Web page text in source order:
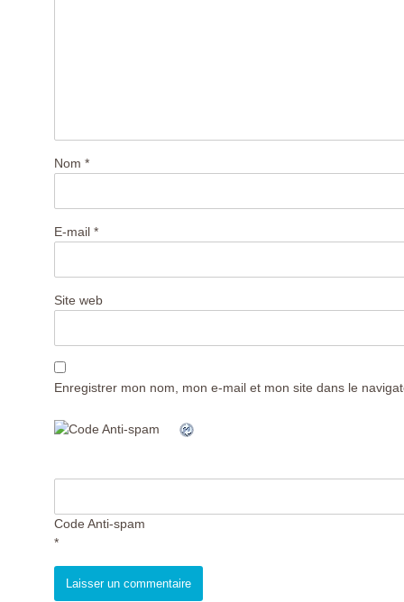
Nom *
E-mail *
Site web
Enregistrer mon nom, mon e-mail et mon site dans le
Code Anti-spam
*